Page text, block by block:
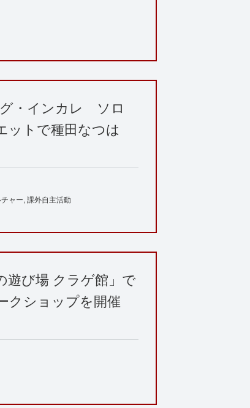
・インカレ ソロ
トで種田なつは
ャー 課外自主活動
遊び場 クラゲ館」で
クショップを開催